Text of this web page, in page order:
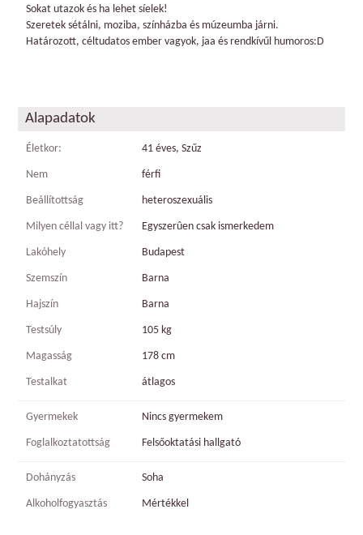
Sokat utazok és ha lehet síelek!
Szeretek sétálni, moziba, színházba és múzeumba járni.
Határozott, céltudatos ember vagyok, jaa és rendkívűl humoros:D
Alapadatok
Életkor: 41 éves, Szűz
Nem férfi
Beállítottság heteroszexuális
Milyen céllal vagy itt? Egyszerûen csak ismerkedem
Lakóhely Budapest
Szemszín Barna
Hajszín Barna
Testsúly 105 kg
Magasság 178 cm
Testalkat átlagos
Gyermekek Nincs gyermekem
Foglalkoztatottság Felsőoktatási hallgató
Dohányzás Soha
Alkoholfogyasztás Mértékkel